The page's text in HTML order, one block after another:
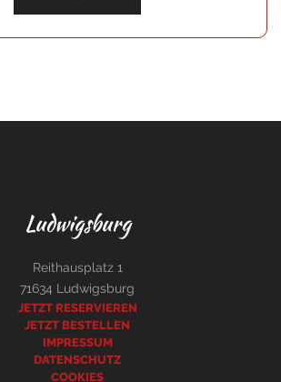
Ludwigsburg
Reithausplatz 1
71634 Ludwigsburg
JETZT RESERVIEREN
JETZT BESTELLEN
IMPRESSUM
DATENSCHUTZ
COOKIES